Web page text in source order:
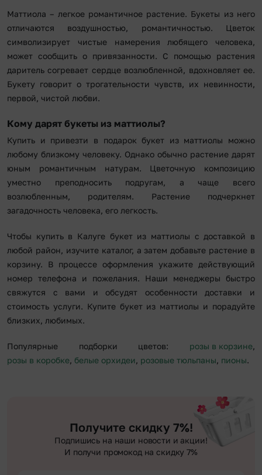
Маттиола – легкое романтичное растение. Букеты из него
отличаются воздушностью, романтичностью. Цветок
символизирует чистые намерения любящего человека,
может сообщить о привязанности. С помощью растения
даритель согревает сердце возлюбленной, вдохновляет ее.
Букету говорит о трогательности чувств, их невинности,
первой, чистой любви.
Кому дарят букеты из маттиолы?
Купить и привезти в подарок букет из маттиолы можно
любому близкому человеку. Однако обычно растение дарят
юным романтичным натурам. Цветочную композицию
уместно преподносить подругам, а чаще всего
возлюбленным, родителям. Растение подчеркнет
загадочность человека, его легкость.
Чтобы купить в Калуге букет из маттиолы с доставкой в
любой район, изучите каталог, а затем добавьте растение в
корзину. В процессе оформления укажите действующий
номер телефона и пожелания. Наши менеджеры быстро
свяжутся с вами и обсудят особенности доставки и
стоимость услуги. Купите букет из маттиолы и порадуйте
близких, любимых.
Популярные подборки цветов: розы в корзине,
розы в коробке, белые орхидеи, розовые тюльпаны, пионы.
Получите скидку 7%!
Подпишись на наши новости и акции!
И получи промокод на скидку 7%